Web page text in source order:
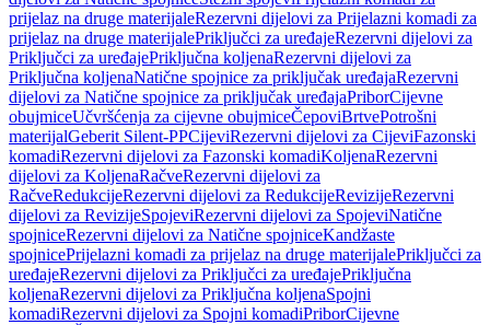
prijelaz na druge materijaleRezervni dijelovi za Prijelazni komadi za
prijelaz na druge materijalePriključci za uređajeRezervni dijelovi za
Priključci za uređajePriključna koljenaRezervni dijelovi za
Priključna koljenaNatične spojnice za priključak uređajaRezervni
dijelovi za Natične spojnice za priključak uređajaPriborCijevne
obujmiceUčvršćenja za cijevne obujmiceČepoviBrtvePotrošni
materijalGeberit Silent-PPCijeviRezervni dijelovi za CijeviFazonski
komadiRezervni dijelovi za Fazonski komadiKoljenaRezervni
dijelovi za KoljenaRačveRezervni dijelovi za
RačveRedukcijeRezervni dijelovi za RedukcijeRevizijeRezervni
dijelovi za RevizijeSpojeviRezervni dijelovi za SpojeviNatične
spojniceRezervni dijelovi za Natične spojniceKandžaste
spojnicePrijelazni komadi za prijelaz na druge materijalePriključci za
uređajeRezervni dijelovi za Priključci za uređajePriključna
koljenaRezervni dijelovi za Priključna koljenaSpojni
komadiRezervni dijelovi za Spojni komadiPriborCijevne